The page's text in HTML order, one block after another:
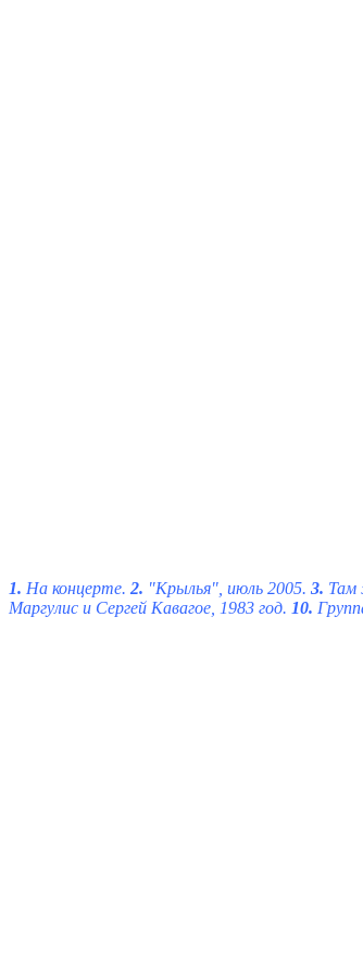
1. На концерте. 2. "Крылья", июль 2005. 3. Там
Маргулис и Сергей Кавагое, 1983 год. 10.